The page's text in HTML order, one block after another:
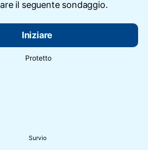
il seguente sondaggio.
Iniziare
Protetto
Survio